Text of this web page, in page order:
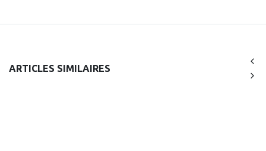
ARTICLES SIMILAIRES